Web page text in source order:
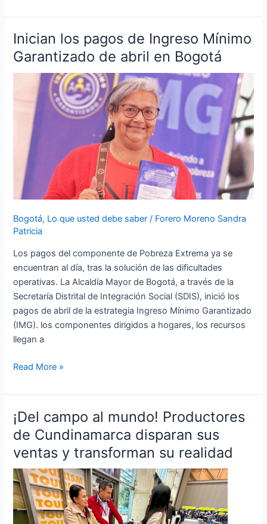
Inician los pagos de Ingreso Mínimo
Garantizado de abril en Bogotá
Bogotá, Lo que usted debe saber / Forero Moreno Sandra
Patricia
Los pagos del componente de Pobreza Extrema ya se
encuentran al día, tras la solución de las dificultades
operativas. La Alcaldía Mayor de Bogotá, a través de la
Secretaría Distrital de Integración Social (SDIS), inició los
pagos de abril de la estrategia Ingreso Mínimo Garantizado
(IMG). los componentes dirigidos a hogares, los recursos
llegan a
Inician
los
pagos
Ingreso
Mínimo
Garantizado
abril
Bogotá
Read More »
¡Del campo al mundo! Productores
de Cundinamarca disparan sus
ventas y transforman su realidad
¡Del
campo
al
mundo!
Productores
de
Cundinamarca
disparan